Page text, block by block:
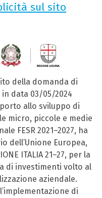
sul sito
della domanda di
data 03/05/2024
allo sviluppo di
micro, piccole e medie
FESR 2021–2027, ha
dell’Unione Europea,
ITALIA 21–27, per la
di investimenti volto al
aziendale.
di